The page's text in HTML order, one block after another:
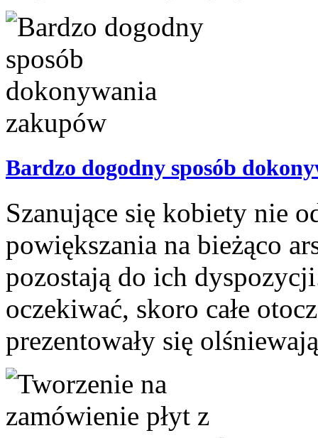
Bardzo dogodny sposób
Szanujące się kobiety nie
powiększania na bieżąco
pozostają do ich
oczekiwać, skoro całe
prezentowały się